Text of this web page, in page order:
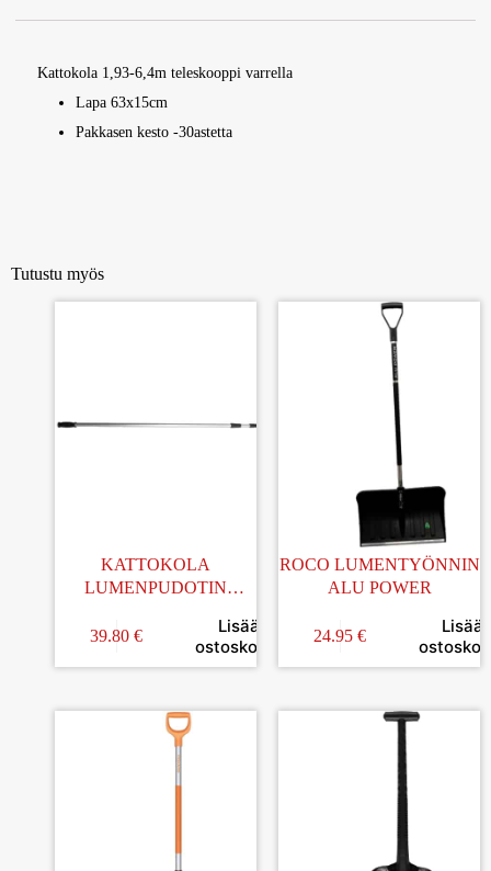
Kattokola 1,93-6,4m teleskooppi varrella
Lapa 63x15cm
Pakkasen kesto -30astetta
Tutustu myös
KATTOKOLA
LUMENPUDOTIN
TELESKOOPPIVARSI
39.80 €
Lisää
ostoskoriin
ROCO LUMENTYÖNNIN
ALU POWER
24.95 €
Lisää